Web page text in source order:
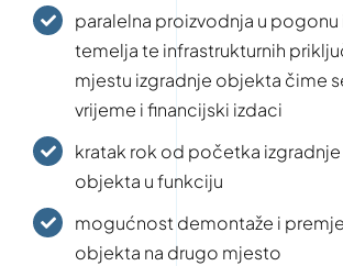
paralelna proizvodnja u pogonu
temelja te infrastrukturnih
mjestu izgradnje objekta čime
vrijeme i financijski izdaci
kratak rok od početka
objekta u funkciju
mogućnost demontaže i
objekta na drugo mjesto